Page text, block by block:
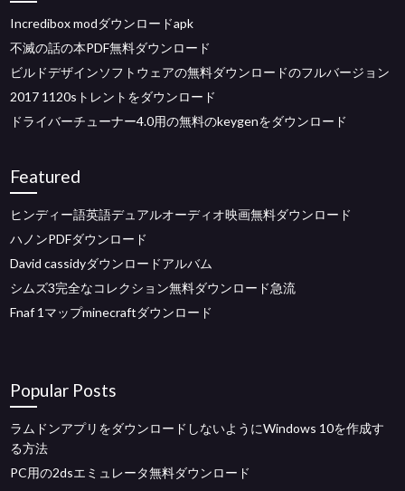
Incredibox modダウンロードapk
不滅の話の本PDF無料ダウンロード
ビルドデザインソフトウェアの無料ダウンロードのフルバージョン
2017 1120sトレントをダウンロード
ドライバーチューナー4.0用の無料のkeygenをダウンロード
Featured
ヒンディー語英語デュアルオーディオ映画無料ダウンロード
ハノンPDFダウンロード
David cassidyダウンロードアルバム
シムズ3完全なコレクション無料ダウンロード急流
Fnaf 1マップminecraftダウンロード
Popular Posts
ラムドンアプリをダウンロードしないようにWindows 10を作成す
る方法
PC用の2dsエミュレータ無料ダウンロード